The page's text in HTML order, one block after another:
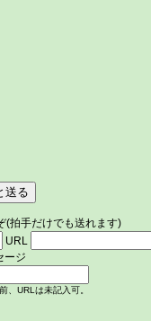
(拍手だけでも送れます)
URL
ージ
、URLは未記入可。